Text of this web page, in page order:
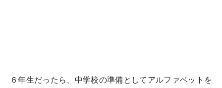
６年生だったら、中学校の準備としてアルファベットを